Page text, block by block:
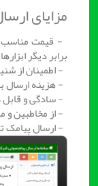
مزایای
- قیمت مناسب و
برابر دیگر ابزارها.
- اطمینان از
- هزینه ارسال
- سادگی و قابل
- از مخاطبین و
- ارسال پیامک